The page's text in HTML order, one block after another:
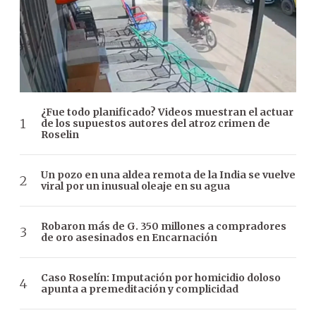
¿Fue todo planificado? Videos muestran el actuar
de los supuestos autores del atroz crimen de
Roselin
Un pozo en una aldea remota de la India se vuelve
viral por un inusual oleaje en su agua
Robaron más de G. 350 millones a compradores
de oro asesinados en Encarnación
Caso Roselín: Imputación por homicidio doloso
apunta a premeditación y complicidad